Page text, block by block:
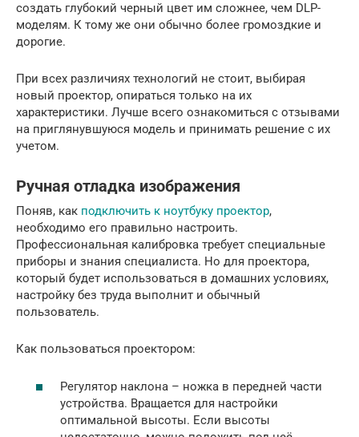
создать глубокий черный цвет им сложнее, чем DLP-
моделям. К тому же они обычно более громоздкие и
дорогие.
При всех различиях технологий не стоит, выбирая
новый проектор, опираться только на их
характеристики. Лучше всего ознакомиться с отзывами
на приглянувшуюся модель и принимать решение с их
учетом.
Ручная отладка изображения
Поняв, как подключить к ноутбуку проектор,
необходимо его правильно настроить.
Профессиональная калибровка требует специальные
приборы и знания специалиста. Но для проектора,
который будет использоваться в домашних условиях,
настройку без труда выполнит и обычный
пользователь.
Как пользоваться проектором:
Регулятор наклона – ножка в передней части
устройства. Вращается для настройки
оптимальной высоты. Если высоты